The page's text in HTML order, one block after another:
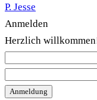
P. Jesse
Anmelden
Herzlich